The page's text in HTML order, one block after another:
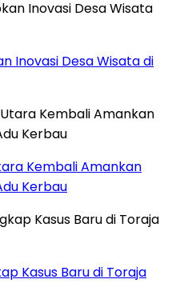
Inovasi Desa Wisata di
Kembali Amankan
Kerbau
Kasus Baru di Toraja